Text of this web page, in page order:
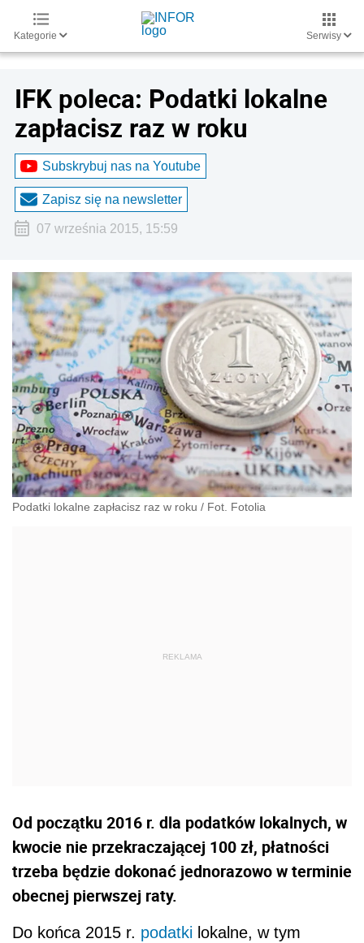
Kategorie Serwisy
IFK poleca: Podatki lokalne
zapłacisz raz w roku
Subskrybuj nas na Youtube
Zapisz się na newsletter
07 września 2015, 15:59
Podatki lokalne zapłacisz raz w roku / Fot. Fotolia
Od początku 2016 r. dla podatków lokalnych, w
kwocie nie przekraczającej 100 zł, płatności
trzeba będzie dokonać jednorazowo w terminie
obecnej pierwszej raty.
Do końca 2015 r. podatki lokalne, w tym